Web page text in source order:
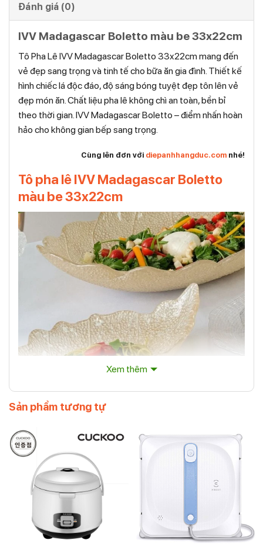
Đánh giá (0)
IVV Madagascar Boletto màu be 33x22cm
Tô Pha Lê IVV Madagascar Boletto 33x22cm mang đến
vẻ đẹp sang trọng và tinh tế cho bữa ăn gia đình. Thiết kế
hình chiếc lá độc đáo, độ sáng bóng tuyệt đẹp tôn lên vẻ
đẹp món ăn. Chất liệu pha lê không chì an toàn, bền bỉ
theo thời gian. IVV Madagascar Boletto – điểm nhấn hoàn
hảo cho không gian bếp sang trọng.
Cùng lên đơn với diepanhhangduc.com nhé!
Tô pha lê IVV Madagascar Boletto
màu be 33x22cm
Tô pha lê IVV Madagascar Boletto màu be 33x22cm
Tô Pha Lê IVV Madagascar Boletto
màu be 33x22cm: Điểm Nhấn Sang
Trọng Trên Bàn Ăn
Bạn đang tìm kiếm một cách để nâng tầm bữa ăn gia đình,
Xem thêm
Sản phẩm tương tự